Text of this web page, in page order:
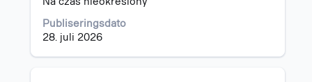
Publiseringsdato
28. juli 2026
i
jobbinformasjonen.